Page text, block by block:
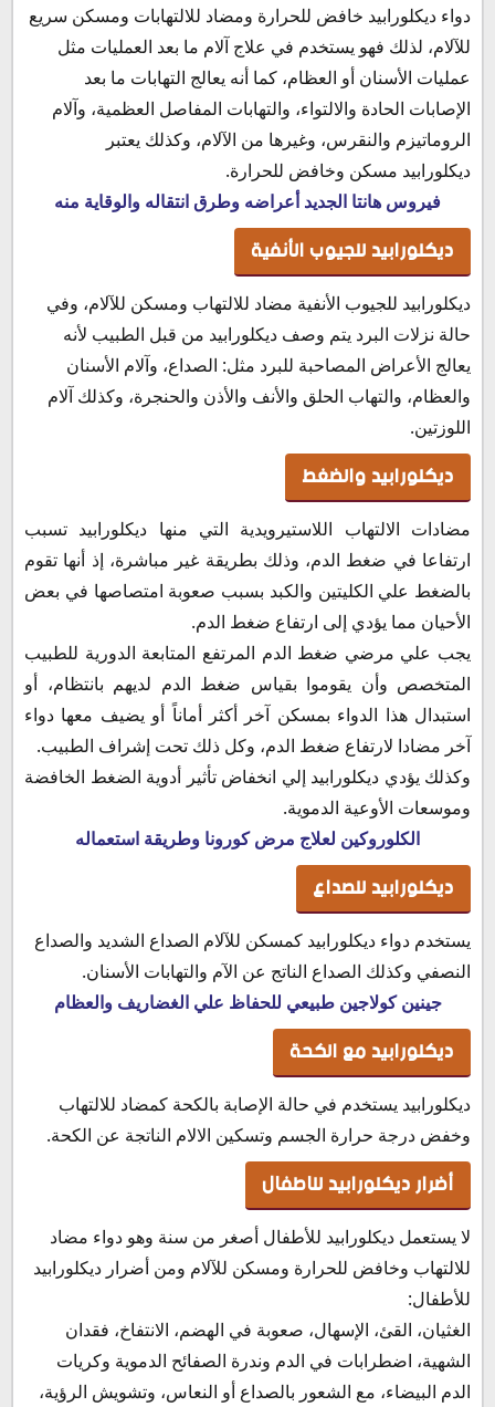
دواء ديكلورابيد خافض للحرارة ومضاد للالتهابات ومسكن سريع
للآلام، لذلك فهو يستخدم في علاج آلام ما بعد العمليات مثل
عمليات الأسنان أو العظام، كما أنه يعالج التهابات ما بعد
الإصابات الحادة والالتواء، والتهابات المفاصل العظمية، وآلام
الروماتيزم والنقرس، وغيرها من الآلام، وكذلك يعتبر
ديكلورابيد مسكن وخافض للحرارة.
فيروس هانتا الجديد أعراضه وطرق انتقاله والوقاية منه
ديكلورابيد للجيوب الأنفية
ديكلورابيد للجيوب الأنفية مضاد للالتهاب ومسكن للآلام، وفي
حالة نزلات البرد يتم وصف ديكلورابيد من قبل الطبيب لأنه
يعالج الأعراض المصاحبة للبرد مثل: الصداع، وآلام الأسنان
والعظام، والتهاب الحلق والأنف والأذن والحنجرة، وكذلك آلام
اللوزتين.
ديكلورابيد والضغط
مضادات الالتهاب اللاستيرويدية التي منها ديكلورابيد تسبب
ارتفاعا في ضغط الدم، وذلك بطريقة غير مباشرة، إذ أنها تقوم
بالضغط علي الكليتين والكبد بسبب صعوبة امتصاصها في بعض
الأحيان مما يؤدي إلى ارتفاع ضغط الدم.
يجب علي مرضي ضغط الدم المرتفع المتابعة الدورية للطبيب
المتخصص وأن يقوموا بقياس ضغط الدم لديهم بانتظام، أو
استبدال هذا الدواء بمسكن آخر أكثر أماناً أو يضيف معها دواء
آخر مضادا لارتفاع ضغط الدم، وكل ذلك تحت إشراف الطبيب.
وكذلك يؤدي ديكلورابيد إلي انخفاض تأثير أدوية الضغط الخافضة
وموسعات الأوعية الدموية.
الكلوروكين لعلاج مرض كورونا وطريقة استعماله
ديكلورابيد للصداع
يستخدم دواء ديكلورابيد كمسكن للآلام الصداع الشديد والصداع
النصفي وكذلك الصداع الناتج عن الآم والتهابات الأسنان.
جينين كولاجين طبيعي للحفاظ علي الغضاريف والعظام
ديكلورابيد مع الكحة
ديكلورابيد يستخدم في حالة الإصابة بالكحة كمضاد للالتهاب
وخفض درجة حرارة الجسم وتسكين الالام الناتجة عن الكحة.
أضرار ديكلورابيد للاطفال
لا يستعمل ديكلورابيد للأطفال أصغر من سنة وهو دواء مضاد
للالتهاب وخافض للحرارة ومسكن للآلام ومن أضرار ديكلورابيد
للأطفال:
الغثيان، القئ، الإسهال، صعوبة في الهضم، الانتفاخ، فقدان
الشهية، اضطرابات في الدم وندرة الصفائح الدموية وكريات
الدم البيضاء، مع الشعور بالصداع أو النعاس، وتشويش الرؤية،